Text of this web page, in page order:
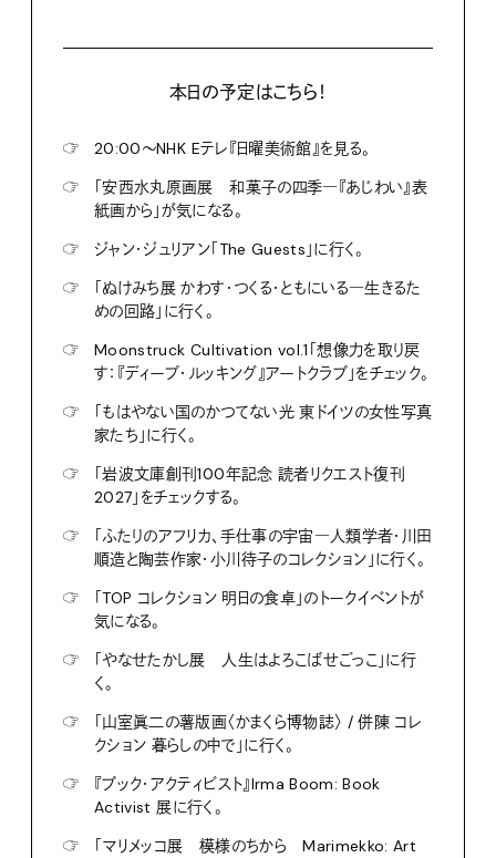
本日の予定はこちら！
☞
20:00〜NHK Eテレ『日曜美術館』を見る。
☞
「安西水丸原画展 和菓子の四季―『あじわい』表
紙画から」が気になる。
☞
ジャン・ジュリアン「The Guests」に行く。
☞
「ぬけみち展 かわす・つくる・ともにいる―生きるた
めの回路」に行く。
☞
Moonstruck Cultivation vol.1「想像力を取り戻
す：『ディープ・ルッキング』アートクラブ」をチェック。
☞
「もはやない国のかつてない光 東ドイツの女性写真
家たち」に行く。
☞
「岩波文庫創刊100年記念 読者リクエスト復刊
2027」をチェックする。
☞
「ふたりのアフリカ、手仕事の宇宙―人類学者・川田
順造と陶芸作家・小川待子のコレクション」に行く。
☞
「TOP コレクション 明日の食卓」のトークイベントが
気になる。
☞
「やなせたかし展 人生はよろこばせごっこ」に行
く。
☞
「山室眞二の薯版画〈かまくら博物誌〉 / 併陳 コレ
クション 暮らしの中で」に行く。
☞
『ブック・アクティビスト』Irma Boom: Book
Activist 展に行く。
☞
「マリメッコ展 模様のちから Marimekko: Art